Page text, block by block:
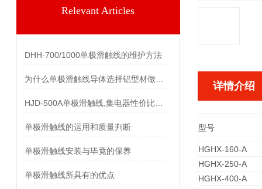
Relevant Articles
DHH-700/1000单极滑触线的维护方法
单极滑触线的运用和质量判断
单极滑触线安装与毕竟的保养
单极滑触线所具有的优点
详情介绍
型号
HGHX-160-A
HGHX-250-A
HGHX-400-A